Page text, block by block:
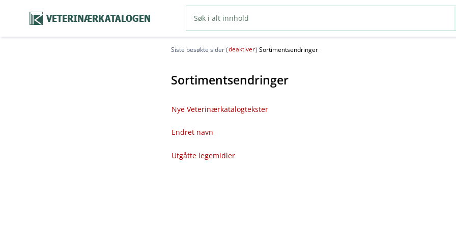
VETERINÆRKATALOGEN
Siste besøkte sider (deaktiver) Sortimentsendringer
Sortimentsendringer
Nye Veterinærkatalogtekster
Endret navn
Utgåtte legemidler